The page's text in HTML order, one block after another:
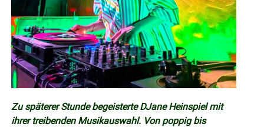
Zu späterer Stunde begeisterte DJane Heinspiel mit
ihrer treibenden Musikauswahl. Von poppig bis